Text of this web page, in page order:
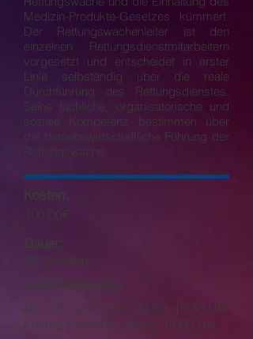
Medizin-Produkte-Gesetzes kümmert.
Der Rettungswachenleiter ist den
einzelnen Rettungsdienstmitarbeitern
vorgesetzt und entscheidet in erster
Linie selbständig über die reale
Durchführung des Rettungsdienstes.
Seine fachliche, organisatorische und
soziale Kompetenz bestimmen über
die betriebswirtschaftliche Führung der
Rettungswache.
Kosten:
400,00€
Dauer:
40 Stunden
Unterrichtszeiten:
Mo. - Do. von 8:00 Uhr bis 15:30 Uhr
Freitag von 8:00 Uhr bis 13:00 Uhr